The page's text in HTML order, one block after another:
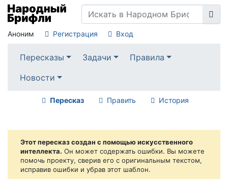
Аноним Регистрация Вход
Пересказы Задачи
Правила
Новости
Пересказ Править История
Этот пересказ создан с помощью искусственного
интеллекта. Он может содержать ошибки. Вы можете
помочь проекту, сверив его с оригинальным текстом,
исправив ошибки и убрав этот шаблон.